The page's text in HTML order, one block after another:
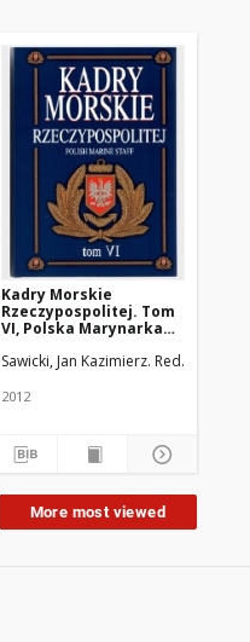
Kadry Morskie
Rzeczypospolitej. Tom
VI, Polska Marynarka
absolwenci i słuchacze
Szczecinie : Studia i
Sawicki, Jan Kazimierz. Red.
2012
More most viewed